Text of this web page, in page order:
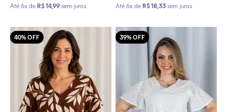
Até 6x de R$ 14,99 sem juros Até 6x de R$ 18,33 sem juros
40% OFF 39% OFF